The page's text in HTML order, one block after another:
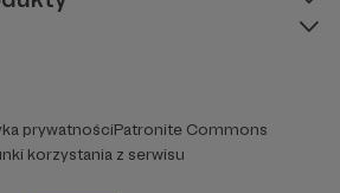
prywatnościPatronite Commons
korzystania z serwisu